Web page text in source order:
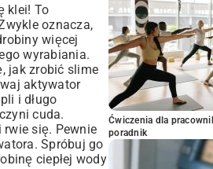
klei! To
oznacza,
więcej
wyrabiania.
jak zrobić slime
aktywator
i długo
cuda.
się. Pewnie
Spróbuj go
ciepłej wody
Ćwiczenia dla
poradnik